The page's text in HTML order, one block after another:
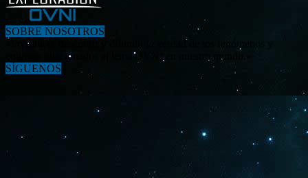
SOBRE NOSOTROS
«Investigar, descubrir y difundir la verdad de los fenómenos y
enigmas relacionados al tema OVNI en nuestro mundo.»
SÍGUENOS